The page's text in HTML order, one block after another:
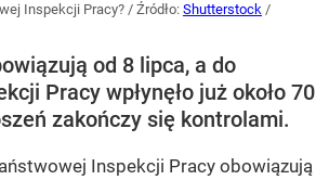
Inspekcji Pracy? / Źródło: Shutterstock /
od 8 lipca, a do
Pracy wpłynęło już około 70
zakończy się kontrolami.
Inspekcji Pracy obowiązują